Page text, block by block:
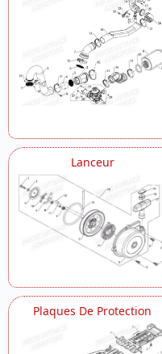
Lanceur
Plaques De Protection